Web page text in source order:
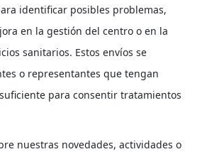
identificar posibles problemas,
en la gestión del centro o en la
sanitarios. Estos envíos se
o representantes que tengan
para consentir tratamientos
nuestras novedades, actividades o